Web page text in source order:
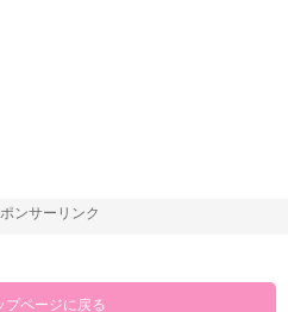
ンサーリンク
プページに戻る